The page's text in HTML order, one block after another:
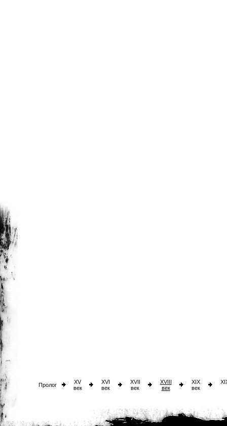
Пролог
XV
век
XVI
век
XVII
век
XVIII
век
XIX
век